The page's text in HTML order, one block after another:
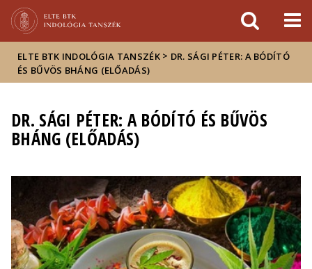
sajtóban
ELTE BTK INDOLÓGIA TANSZÉK > DR. SÁGI PÉTER: A BÓDÍTÓ
ÉS BŰVÖS BHÁNG (ELŐADÁS)
DR. SÁGI PÉTER: A BÓDÍTÓ ÉS BŰVÖS
BHÁNG (ELŐADÁS)